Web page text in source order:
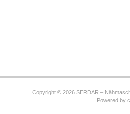
Copyright © 2026 SERDAR –
Powered by